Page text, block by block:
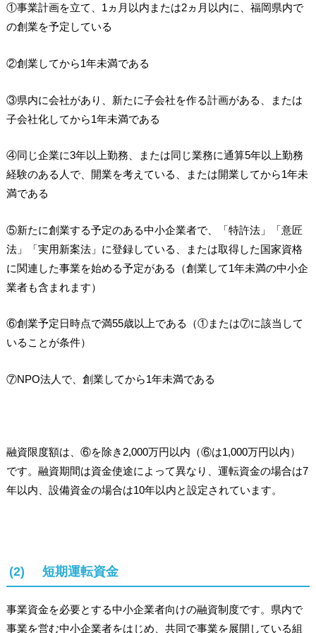
①事業計画を立て、1ヵ月以内または2ヵ月以内に、福岡県内で
の創業を予定している
②創業してから1年未満である
③県内に会社があり、新たに子会社を作る計画がある、または
子会社化してから1年未満である
④同じ企業に3年以上勤務、または同じ業務に通算5年以上勤務
経験のある人で、開業を考えている、または開業してから1年未
満である
⑤新たに創業する予定のある中小企業者で、「特許法」「意匠
法」「実用新案法」に登録している、または取得した国家資格
に関連した事業を始める予定がある（創業して1年未満の中小企
業者も含まれます）
⑥創業予定日時点で満55歳以上である（①または⑦に該当して
いることが条件）
⑦NPO法人で、創業してから1年未満である
融資限度額は、⑥を除き2,000万円以内（⑥は1,000万円以内）
です。融資期間は資金使途によって異なり、運転資金の場合は7
年以内、設備資金の場合は10年以内と設定されています。
(2) 短期運転資金
事業資金を必要とする中小企業者向けの融資制度です。県内で
事業を営む中小企業者をはじめ、共同で事業を展開している組